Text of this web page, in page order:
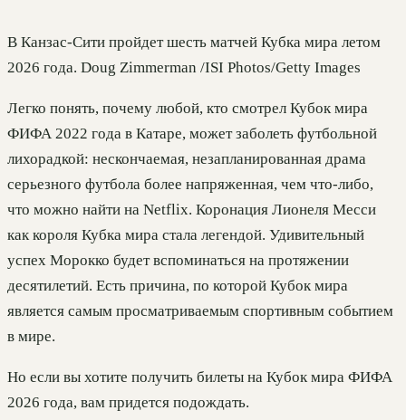
В Канзас-Сити пройдет шесть матчей Кубка мира летом
2026 года. Doug Zimmerman /ISI Photos/Getty Images
Легко понять, почему любой, кто смотрел Кубок мира
ФИФА 2022 года в Катаре, может заболеть футбольной
лихорадкой: нескончаемая, незапланированная драма
серьезного футбола более напряженная, чем что-либо,
что можно найти на Netflix. Коронация Лионеля Месси
как короля Кубка мира стала легендой. Удивительный
успех Морокко будет вспоминаться на протяжении
десятилетий. Есть причина, по которой Кубок мира
является самым просматриваемым спортивным событием
в мире.
Но если вы хотите получить билеты на Кубок мира ФИФА
2026 года, вам придется подождать.